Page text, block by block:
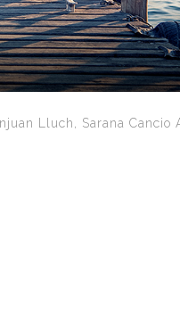
Lluch, Sarana Cancio